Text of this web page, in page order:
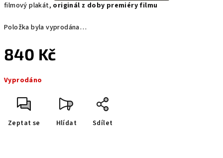
filmový plakát, originál z doby premiéry filmu
Položka byla vyprodána…
840 Kč
cena:
Vyprodáno
Zeptat se Hlídat Sdílet